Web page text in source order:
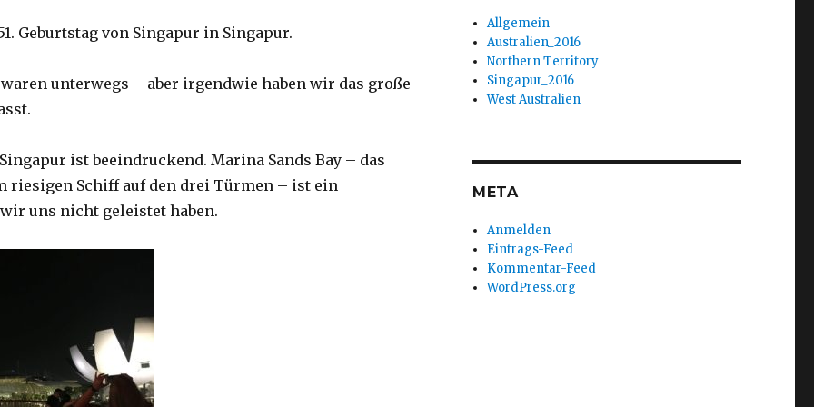
Geburtstag von Singapur in Singapur.
unterwegs – aber irgendwie haben wir das große
ist beeindruckend. Marina Sands Bay – das
riesigen Schiff auf den drei Türmen – ist ein
uns nicht geleistet haben.
Allgemein
Australien_2016
Northern Territory
Singapur_2016
West Australien
META
Anmelden
Eintrags-Feed
Kommentar-Feed
WordPress.org